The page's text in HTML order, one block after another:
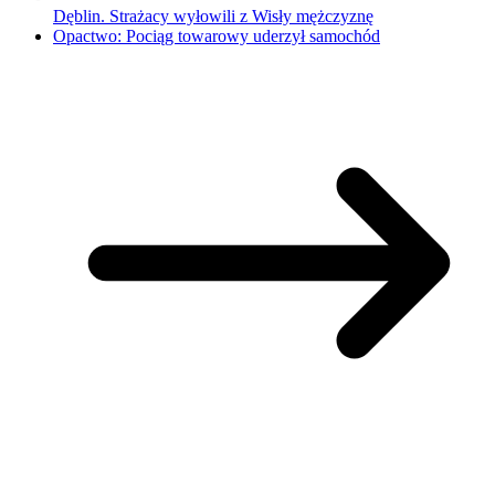
Dęblin. Strażacy wyłowili z Wisły mężczyznę
Opactwo: Pociąg towarowy uderzył samochód